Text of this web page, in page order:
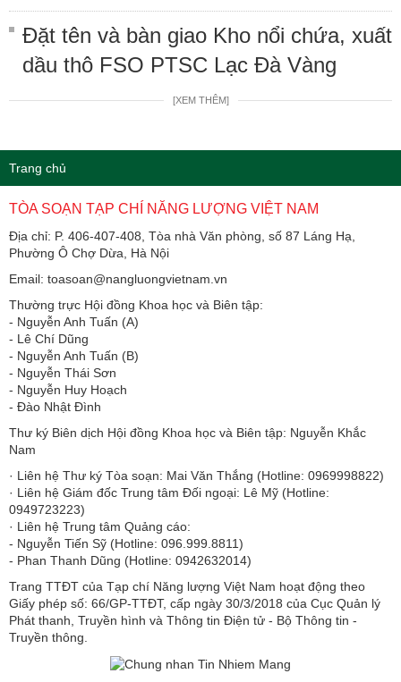
Đặt tên và bàn giao Kho nổi chứa, xuất
dầu thô FSO PTSC Lạc Đà Vàng
[XEM THÊM]
Trang chủ
TÒA SOẠN TẠP CHÍ NĂNG LƯỢNG VIỆT NAM
Địa chỉ: P. 406-407-408, Tòa nhà Văn phòng, số 87 Láng Hạ,
Phường Ô Chợ Dừa, Hà Nội
Email: toasoan@nangluongvietnam.vn
Thường trực Hội đồng Khoa học và Biên tập:
​​​​​​- Nguyễn Anh Tuấn (A)
- Lê Chí Dũng
- Nguyễn Anh Tuấn (B)
- Nguyễn Thái Sơn
- Nguyễn Huy Hoạch
- Đào Nhật Đình
Thư ký Biên dịch Hội đồng Khoa học và Biên tập: Nguyễn Khắc
Nam
· Liên hệ Thư ký Tòa soạn: Mai Văn Thắng (Hotline: 0969998822)
· Liên hệ Giám đốc Trung tâm Đối ngoại: Lê Mỹ (Hotline:
0949723223)
· Liên hệ Trung tâm Quảng cáo:
- Nguyễn Tiến Sỹ (Hotline: 096.999.8811)
- Phan Thanh Dũng (Hotline: 0942632014)
Trang TTĐT của Tạp chí Năng lượng Việt Nam hoạt động theo
Giấy phép số: 66/GP-TTĐT, cấp ngày 30/3/2018 của Cục Quản lý
Phát thanh, Truyền hình và Thông tin Điện tử - Bộ Thông tin -
Truyền thông.